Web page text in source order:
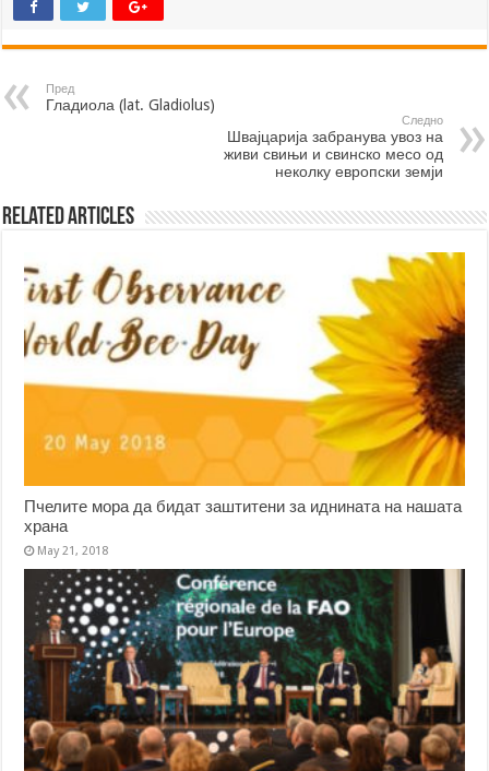
Пред
Гладиола (lat. Gladiolus)
Следно
Швајцарија забранува увоз на
живи свињи и свинско месо од
неколку европски земји
Related Articles
Пчелите мора да бидат заштитени за иднината на нашата
храна
May 21, 2018